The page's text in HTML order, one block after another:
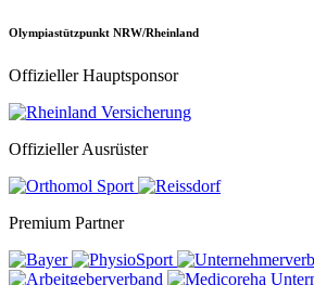
Olympiastützpunkt NRW/Rheinland
Offizieller Hauptsponsor
Offizieller Ausrüster
Premium Partner